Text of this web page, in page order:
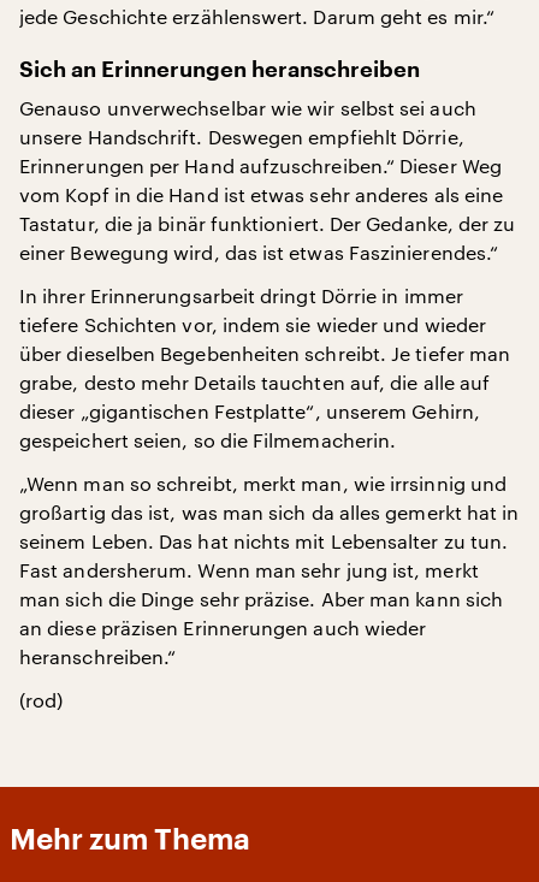
jede Geschichte erzählenswert. Darum geht es mir.“
Sich an Erinnerungen heranschreiben
Genauso unverwechselbar wie wir selbst sei auch
unsere Handschrift. Deswegen empfiehlt Dörrie,
Erinnerungen per Hand aufzuschreiben.“ Dieser Weg
vom Kopf in die Hand ist etwas sehr anderes als eine
Tastatur, die ja binär funktioniert. Der Gedanke, der zu
einer Bewegung wird, das ist etwas Faszinierendes.“
In ihrer Erinnerungsarbeit dringt Dörrie in immer
tiefere Schichten vor, indem sie wieder und wieder
über dieselben Begebenheiten schreibt. Je tiefer man
grabe, desto mehr Details tauchten auf, die alle auf
dieser „gigantischen Festplatte“, unserem Gehirn,
gespeichert seien, so die Filmemacherin.
„Wenn man so schreibt, merkt man, wie irrsinnig und
großartig das ist, was man sich da alles gemerkt hat in
seinem Leben. Das hat nichts mit Lebensalter zu tun.
Fast andersherum. Wenn man sehr jung ist, merkt
man sich die Dinge sehr präzise. Aber man kann sich
an diese präzisen Erinnerungen auch wieder
heranschreiben.“
(rod)
Mehr zum Thema